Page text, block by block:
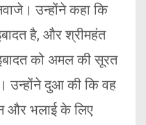
उन्होंने कहा कि
है, और श्रीमहंत
को अमल की सूरत
उन्होंने दुआ की कि वह
और भलाई के लिए